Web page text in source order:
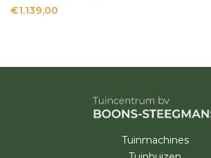
€1.139,00
Tuinmachines